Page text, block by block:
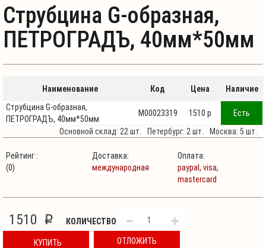
Струбцина G-образная,
ПЕТРОГРАДЪ, 40мм*50мм
Наименование Код Цена
Наличие
Струбцина G-образная,
ПЕТРОГРАДЪ, 40мм*50мм
М00023319 1510 p
Есть
Основной склад: 22 шт.
Петербург: 2 шт. Москва: 5 шт.
Рейтинг :
(0)
Доставка:
международная
Оплата:
paypal, visa,
mastercard
1510 p КОЛИЧЕСТВО
КУПИТЬ ОТЛОЖИТЬ